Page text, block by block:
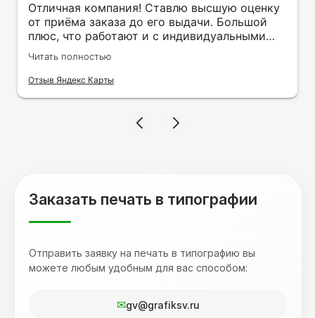
Отличная компания! Ставлю высшую оценку
от приёма заказа до его выдачи. Большой
плюс, что работают и с индивидуальными
заказами. Нелбходимо было нанести принт
на кружку в подарок. Заказ был исполнен
оперативно и ооочень красиво, даже не
терпеливость, отвечала на все мои вопросы.
Читать полностью
Отзыв Яндекс Карты
Заказать печать в типографии
Отправить заявку на печать в типографию вы
можете любым удобным для вас способом:
gv@grafiksv.ru